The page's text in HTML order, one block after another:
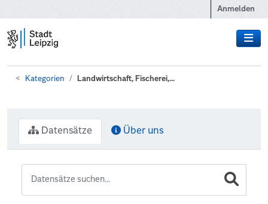
Anmelden
Kategorien Landwirtschaft, Fischerei,...
Datensätze Über uns